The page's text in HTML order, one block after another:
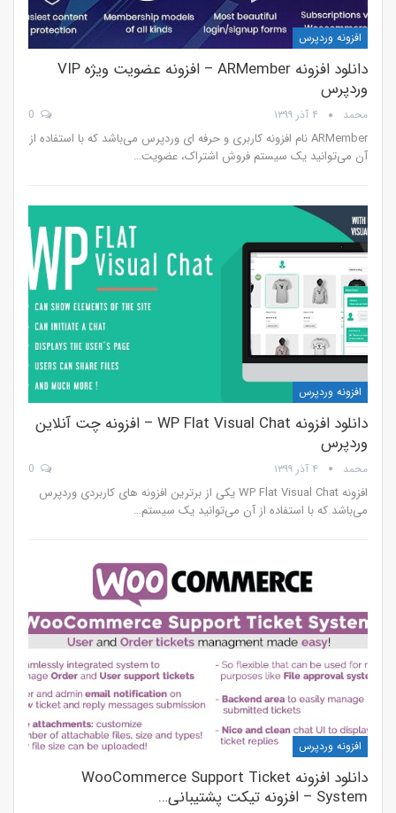
افزونه وردپرس
دانلود افزونه ARMember – افزونه عضویت ویژه VIP
وردپرس
محمد ۴ آذر ۱۳۹۹
ARMember نام افزونه کاربری و حرفه ای وردپرس می‌باشد که با استفاده از
آن می‌توانید یک سیستم فروش اشتراک، عضویت…
افزونه وردپرس
دانلود افزونه WP Flat Visual Chat – افزونه چت آنلاین
وردپرس
محمد ۴ آذر ۱۳۹۹
افزونه WP Flat Visual Chat یکی از برترین افزونه های کاربردی وردپرس
می‌باشد که با استفاده از آن می‌توانید یک سیستم…
افزونه وردپرس
دانلود افزونه WooCommerce Support Ticket
System – افزونه تیکت پشتیبانی…